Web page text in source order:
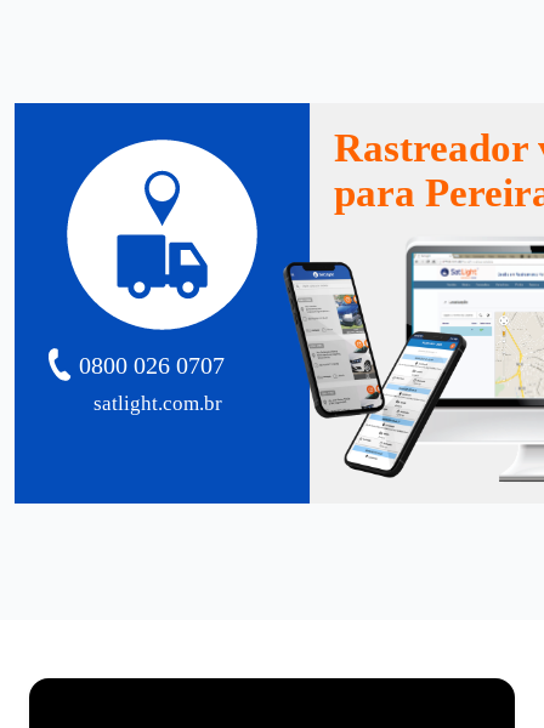
satlight.com.br
0800 026 0707
Rastreador
para